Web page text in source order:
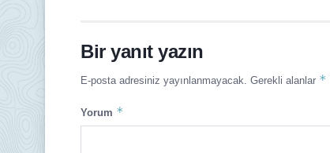
Bir yanıt yazın
E-posta adresiniz yayınlanmayacak. Gerekli alanlar *
Yorum *